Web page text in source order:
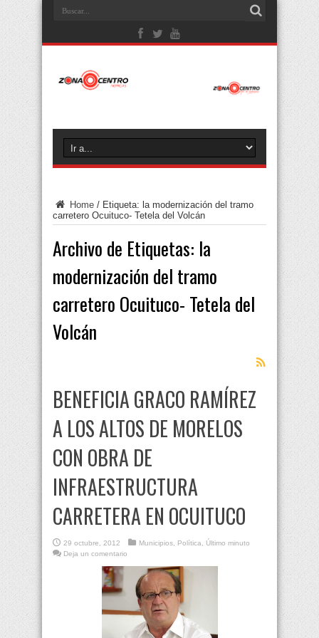
Home / Etiqueta: la modernización del tramo
carretero Ocuituco- Tetela del Volcán
Archivo de Etiquetas: la
modernización del tramo
carretero Ocuituco- Tetela del
Volcán
BENEFICIA GRACO RAMÍREZ
A LOS ALTOS DE MORELOS
CON OBRA DE
INFRAESTRUCTURA
CARRETERA EN OCUITUCO
29 octubre, 2012 Municipios, Política, Último minuto
Deja un comentario